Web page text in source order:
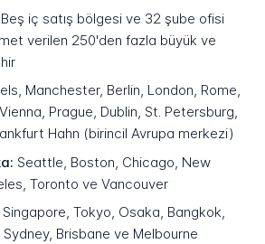
Beş iç satış bölgesi ve 32 şube ofisi
verilen 250'den fazla büyük ve
Manchester, Berlin, London, Rome,
Prague, Dublin, St. Petersburg,
Hahn (birincil Avrupa merkezi)
Seattle, Boston, Chicago, New
Toronto ve Vancouver
Singapore, Tokyo, Osaka, Bangkok,
Brisbane ve Melbourne